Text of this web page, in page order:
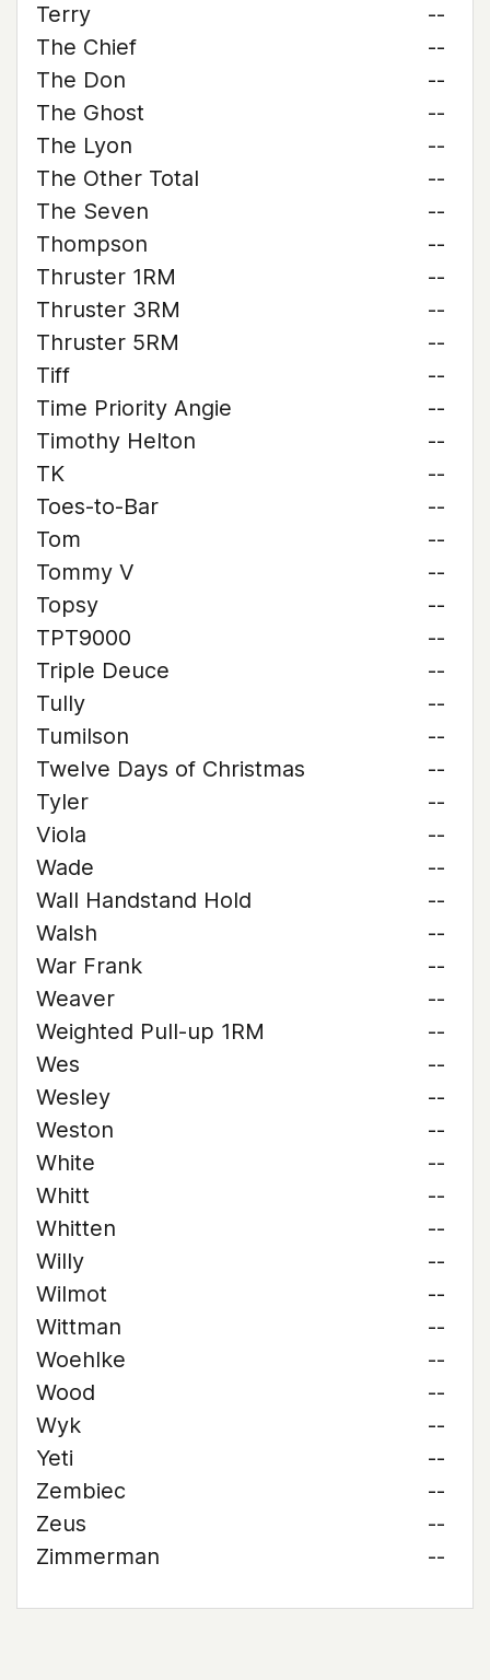
Terry
--
The Chief
--
The Don
--
The Ghost
--
The Lyon
--
The Other Total
--
The Seven
--
Thompson
--
Thruster 1RM
--
Thruster 3RM
--
Thruster 5RM
--
Tiff
--
Time Priority Angie
--
Timothy Helton
--
TK
--
Toes-to-Bar
--
Tom
--
Tommy V
--
Topsy
--
TPT9000
--
Triple Deuce
--
Tully
--
Tumilson
--
Twelve Days of Christmas
--
Tyler
--
Viola
--
Wade
--
Wall Handstand Hold
--
Walsh
--
War Frank
--
Weaver
--
Weighted Pull-up 1RM
--
Wes
--
Wesley
--
Weston
--
White
--
Whitt
--
Whitten
--
Willy
--
Wilmot
--
Wittman
--
Woehlke
--
Wood
--
Wyk
--
Yeti
--
Zembiec
--
Zeus
--
Zimmerman
--